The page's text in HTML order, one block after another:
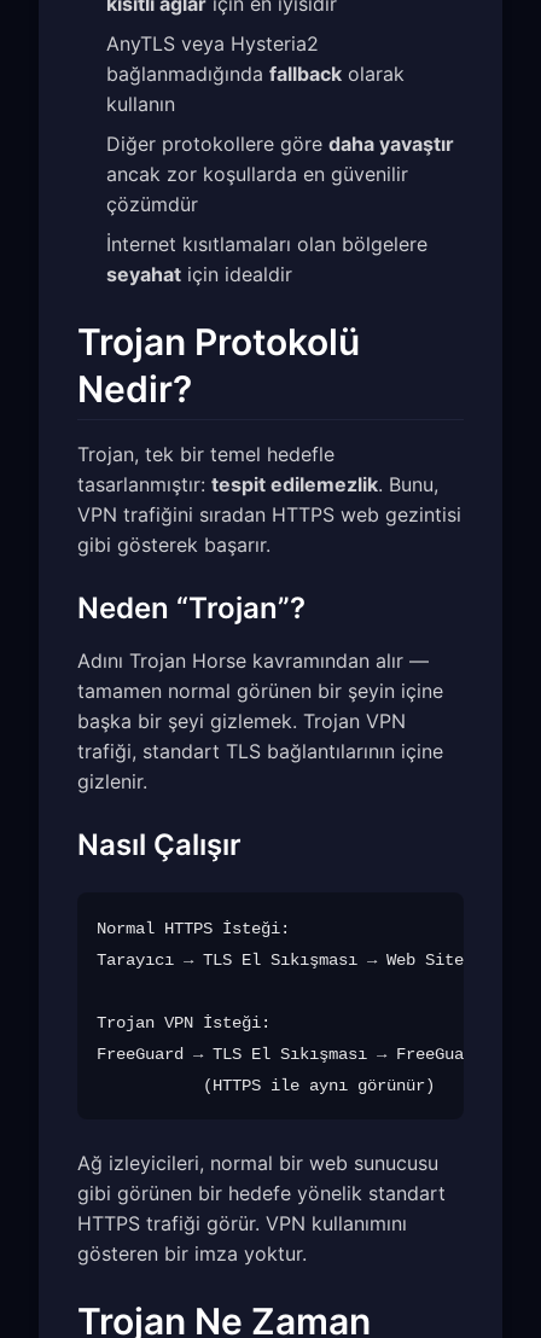
AnyTLS veya Hysteria2
bağlanmadığında fallback olarak
kullanın
Diğer protokollere göre daha yavaştır
ancak zor koşullarda en güvenilir
çözümdür
İnternet kısıtlamaları olan bölgelere
seyahat için idealdir
Trojan Protokolü
Nedir?
Trojan, tek bir temel hedefle
tasarlanmıştır: tespit edilemezlik. Bunu,
VPN trafiğini sıradan HTTPS web gezintisi
gibi gösterek başarır.
Neden “Trojan”?
Adını Trojan Horse kavramından alır —
tamamen normal görünen bir şeyin içine
başka bir şeyi gizlemek. Trojan VPN
trafiği, standart TLS bağlantılarının içine
gizlenir.
Nasıl Çalışır
Normal HTTPS İsteği:
Tarayıcı → TLS El Sıkışması → Web Sitesi
Trojan VPN İsteği:
FreeGuard → TLS El Sıkışması → FreeGuard
Ağ izleyicileri, normal bir web sunucusu
gibi görünen bir hedefe yönelik standart
HTTPS trafiği görür. VPN kullanımını
gösteren bir imza yoktur.
Trojan Ne Zaman